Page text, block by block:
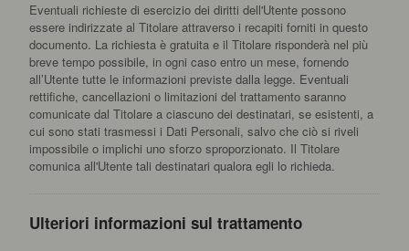
Eventuali richieste di esercizio dei diritti dell'Utente possono
essere indirizzate al Titolare attraverso i recapiti forniti in questo
documento. La richiesta è gratuita e il Titolare risponderà nel più
breve tempo possibile, in ogni caso entro un mese, fornendo
all’Utente tutte le informazioni previste dalla legge. Eventuali
rettifiche, cancellazioni o limitazioni del trattamento saranno
comunicate dal Titolare a ciascuno dei destinatari, se esistenti, a
cui sono stati trasmessi i Dati Personali, salvo che ciò si riveli
impossibile o implichi uno sforzo sproporzionato. Il Titolare
comunica all'Utente tali destinatari qualora egli lo richieda.
Ulteriori informazioni sul trattamento